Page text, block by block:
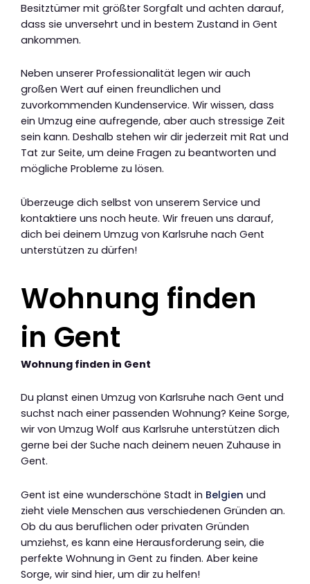
Besitztümer mit größter Sorgfalt und achten darauf,
dass sie unversehrt und in bestem Zustand in Gent
ankommen.
Neben unserer Professionalität legen wir auch
großen Wert auf einen freundlichen und
zuvorkommenden Kundenservice. Wir wissen, dass
ein Umzug eine aufregende, aber auch stressige Zeit
sein kann. Deshalb stehen wir dir jederzeit mit Rat und
Tat zur Seite, um deine Fragen zu beantworten und
mögliche Probleme zu lösen.
Überzeuge dich selbst von unserem Service und
kontaktiere uns noch heute. Wir freuen uns darauf,
dich bei deinem Umzug von Karlsruhe nach Gent
unterstützen zu dürfen!
Wohnung finden
in Gent
Wohnung finden in Gent
Du planst einen Umzug von Karlsruhe nach Gent und
suchst nach einer passenden Wohnung? Keine Sorge,
wir von Umzug Wolf aus Karlsruhe unterstützen dich
gerne bei der Suche nach deinem neuen Zuhause in
Gent.
Gent ist eine wunderschöne Stadt in Belgien und
zieht viele Menschen aus verschiedenen Gründen an.
Ob du aus beruflichen oder privaten Gründen
umziehst, es kann eine Herausforderung sein, die
perfekte Wohnung in Gent zu finden. Aber keine
Sorge, wir sind hier, um dir zu helfen!